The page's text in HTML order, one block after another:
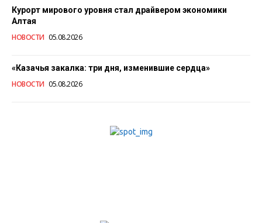
Курорт мирового уровня стал драйвером экономики
Алтая
НОВОСТИ 05.08.2026
«Казачья закалка: три дня, изменившие сердца»
НОВОСТИ 05.08.2026